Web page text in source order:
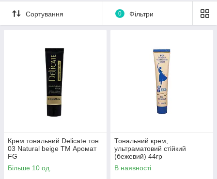
Сортування 0 Фільтри
Крем тональний Delicate тон
03 Natural beige ТМ Аромат
FG
Більше 10 од.
Тональний крем,
ультраматовий стійкий
(бежевий) 44гр
4820022904898 ТМ Жизель
FG
В наявності